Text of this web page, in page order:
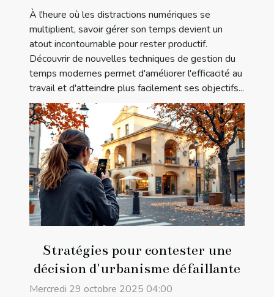
À l'heure où les distractions numériques se
multiplient, savoir gérer son temps devient un
atout incontournable pour rester productif.
Découvrir de nouvelles techniques de gestion du
temps modernes permet d'améliorer l'efficacité au
travail et d'atteindre plus facilement ses objectifs...
Stratégies pour contester une
décision d'urbanisme défaillante
Mercredi 29 octobre 2025 04:00